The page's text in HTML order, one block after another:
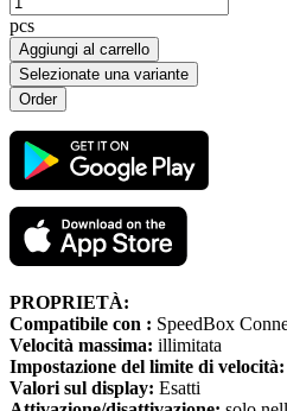
pcs
Aggiungi al carrello
Selezionate una variante
PROPRIETÀ:
Compatibile con : SpeedBox
Velocità massima: illimitata
Impostazione del limite di velocità:
Valori sul display: Esatti